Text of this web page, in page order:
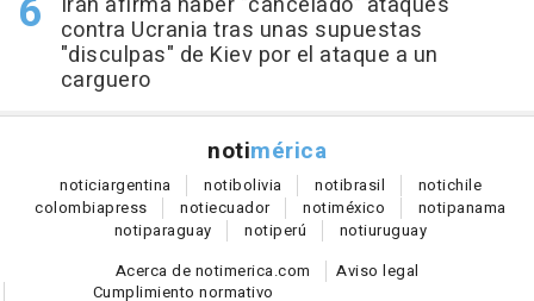
contra Ucrania tras unas supuestas
"disculpas" de Kiev por el ataque a un
carguero
notimérica
noticiargentina notibolivia notibrasil notichile
colombiapress notiecuador notiméxico notipanama
notiparaguay notiperú notiuruguay
Acerca de notimerica.com
Aviso legal
Cumplimiento normativo